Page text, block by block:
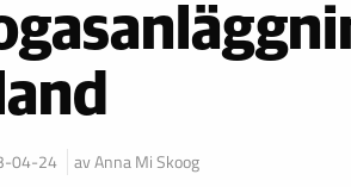
04-24 av Anna Mi Skoog